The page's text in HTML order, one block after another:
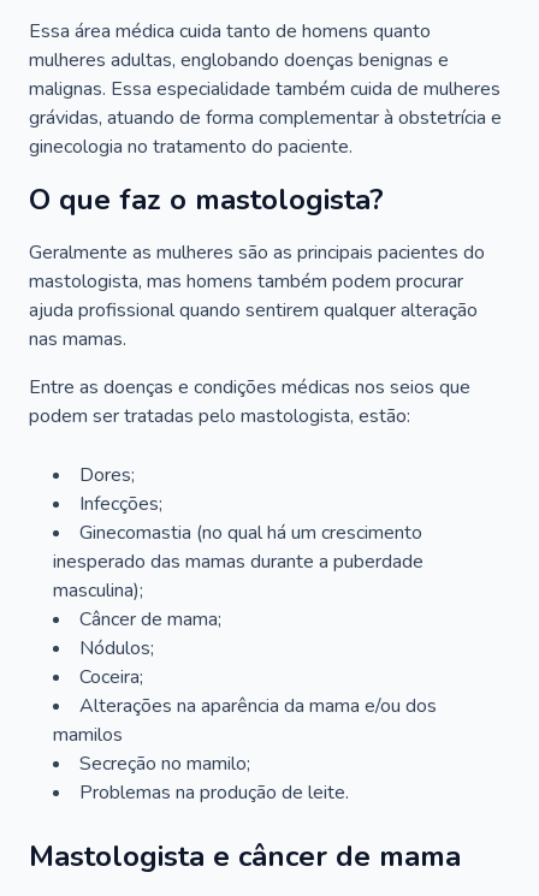
Essa área médica cuida tanto de homens quanto
mulheres adultas, englobando doenças benignas e
malignas. Essa especialidade também cuida de mulheres
grávidas, atuando de forma complementar à obstetrícia e
ginecologia no tratamento do paciente.
O que faz o mastologista?
Geralmente as mulheres são as principais pacientes do
mastologista, mas homens também podem procurar
ajuda profissional quando sentirem qualquer alteração
nas mamas.
Entre as doenças e condições médicas nos seios que
podem ser tratadas pelo mastologista, estão:
Dores;
Infecções;
Ginecomastia (no qual há um crescimento
inesperado das mamas durante a puberdade
masculina);
Câncer de mama;
Nódulos;
Coceira;
Alterações na aparência da mama e/ou dos
mamilos
Secreção no mamilo;
Problemas na produção de leite.
Mastologista e câncer de mama